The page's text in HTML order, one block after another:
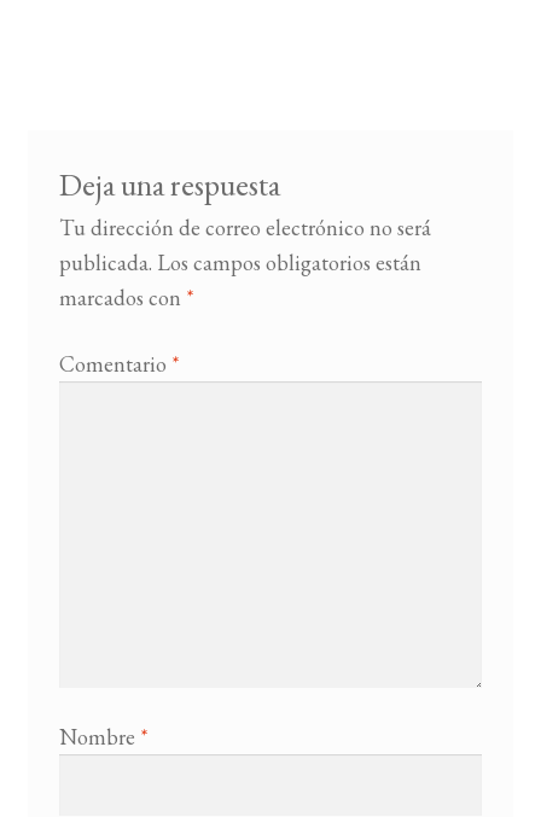
Deja una respuesta
Tu dirección de correo electrónico no será
publicada. Los campos obligatorios están
marcados con *
Comentario *
Nombre *